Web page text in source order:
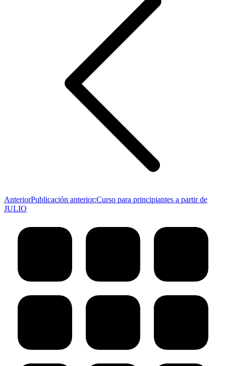
AnteriorPublicación anterior:Curso para principiantes a partir de
JULIO